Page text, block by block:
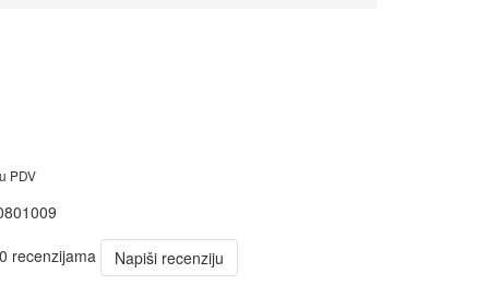
PDV
recenzijama
Napiši recenziju